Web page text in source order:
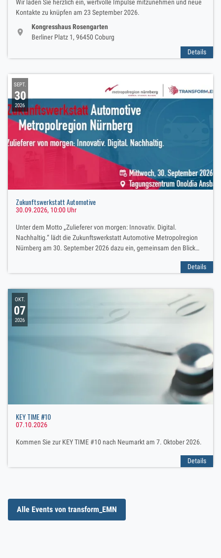
Wir laden Sie herzlich ein, wertvolle Impulse mitzunehmen und neue
Kontakte zu knüpfen am 23 September 2026.
Kongresshaus Rosengarten
Berliner Platz 1, 96450 Coburg
Details
SEPT.
30
2026
Zukunftswerkstatt Automotive
30.09.2026, 10:00 Uhr
Unter dem Motto „Zulieferer von morgen: Innovativ. Digital.
Nachhaltig.“ lädt die Zukunftswerkstatt Automotive Metropolregion
Nürnberg am 30. September 2026 dazu ein, gemeinsam den Blick
Details
OKT.
07
2026
KEY TIME #10
07.10.2026
Kommen Sie zur KEY TIME #10 nach Neumarkt am 7. Oktober 2026.
Details
Alle Events von transform_EMN